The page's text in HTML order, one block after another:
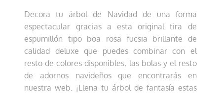
Decora tu árbol de Navidad de una forma
espectacular gracias a esta original tira de
espumillón tipo boa rosa fucsia brillante de
calidad deluxe que puedes combinar con el
resto de colores disponibles, las bolas y el resto
de adornos navideños que encontrarás en
nuestra web. ¡Llena tu árbol de fantasía estas